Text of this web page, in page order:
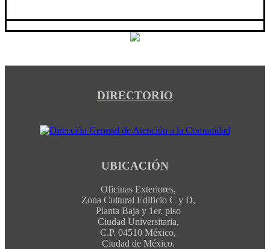
DIRECTORIO
UBICACIÓN
Oficinas Exteriores,
Zona Cultural Edificio C y D,
Planta Baja y 1er. piso
Ciudad Universitaria,
C.P. 04510 México,
Ciudad de México.